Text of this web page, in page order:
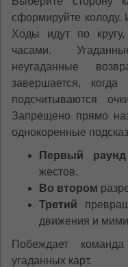
сформируйте колоду.
Ходы идут по
часами.
неугаданные
завершается,
подсчитываются
Запрещено прямо
однокоренные
Первый раунд
жестов.
Во втором
Третий
движения и
Побеждает
угаданных карт.